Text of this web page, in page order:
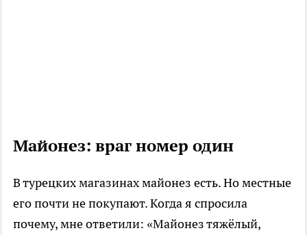
Майонез: враг номер один
В турецких магазинах майонез есть. Но местные
его почти не покупают. Когда я спросила
почему, мне ответили: «Майонез тяжёлый,